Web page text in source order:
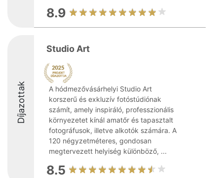
8.9
Díjazottak
Studio Art
A hódmezővásárhelyi Studio Art
korszerű és exkluzív fotóstúdiónak
számít, amely inspiráló, professzionális
környezetet kínál amatőr és tapasztalt
fotográfusok, illetve alkotók számára. A
120 négyzetméteres, gondosan
megtervezett helyiség különböző, ...
8.5